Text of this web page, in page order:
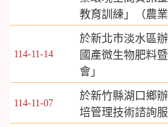
教育訓練」（農
114-11-14
於新北市淡水區
國產微生物肥料
會」
114-11-07
於新竹縣湖口鄉
培管理技術諮詢